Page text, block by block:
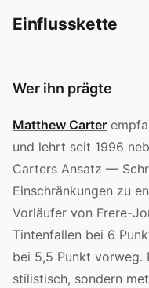
Einflusskette
Wer ihn prägte
Matthew Carter
und lehrt seit 1996
Carters Ansatz —
Einschränkungen zu
Vorläufer von Frere-
Tintenfallen bei 6
bei 5,5 Punkt vorweg.
stilistisch, sondern